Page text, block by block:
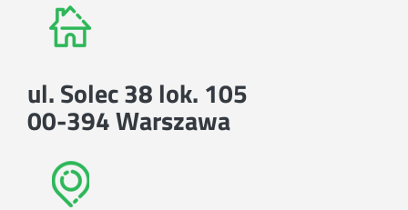
ul. Solec 38 lok. 105
00-394 Warszawa